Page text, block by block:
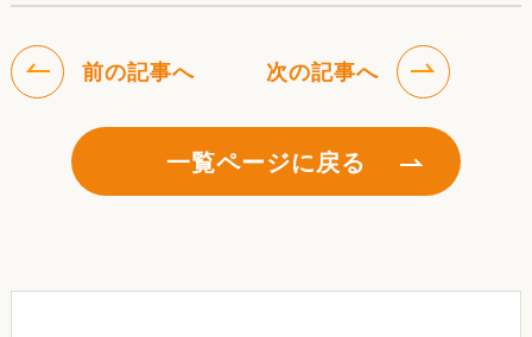
前の記事へ
一覧ページに戻る
次の記事へ